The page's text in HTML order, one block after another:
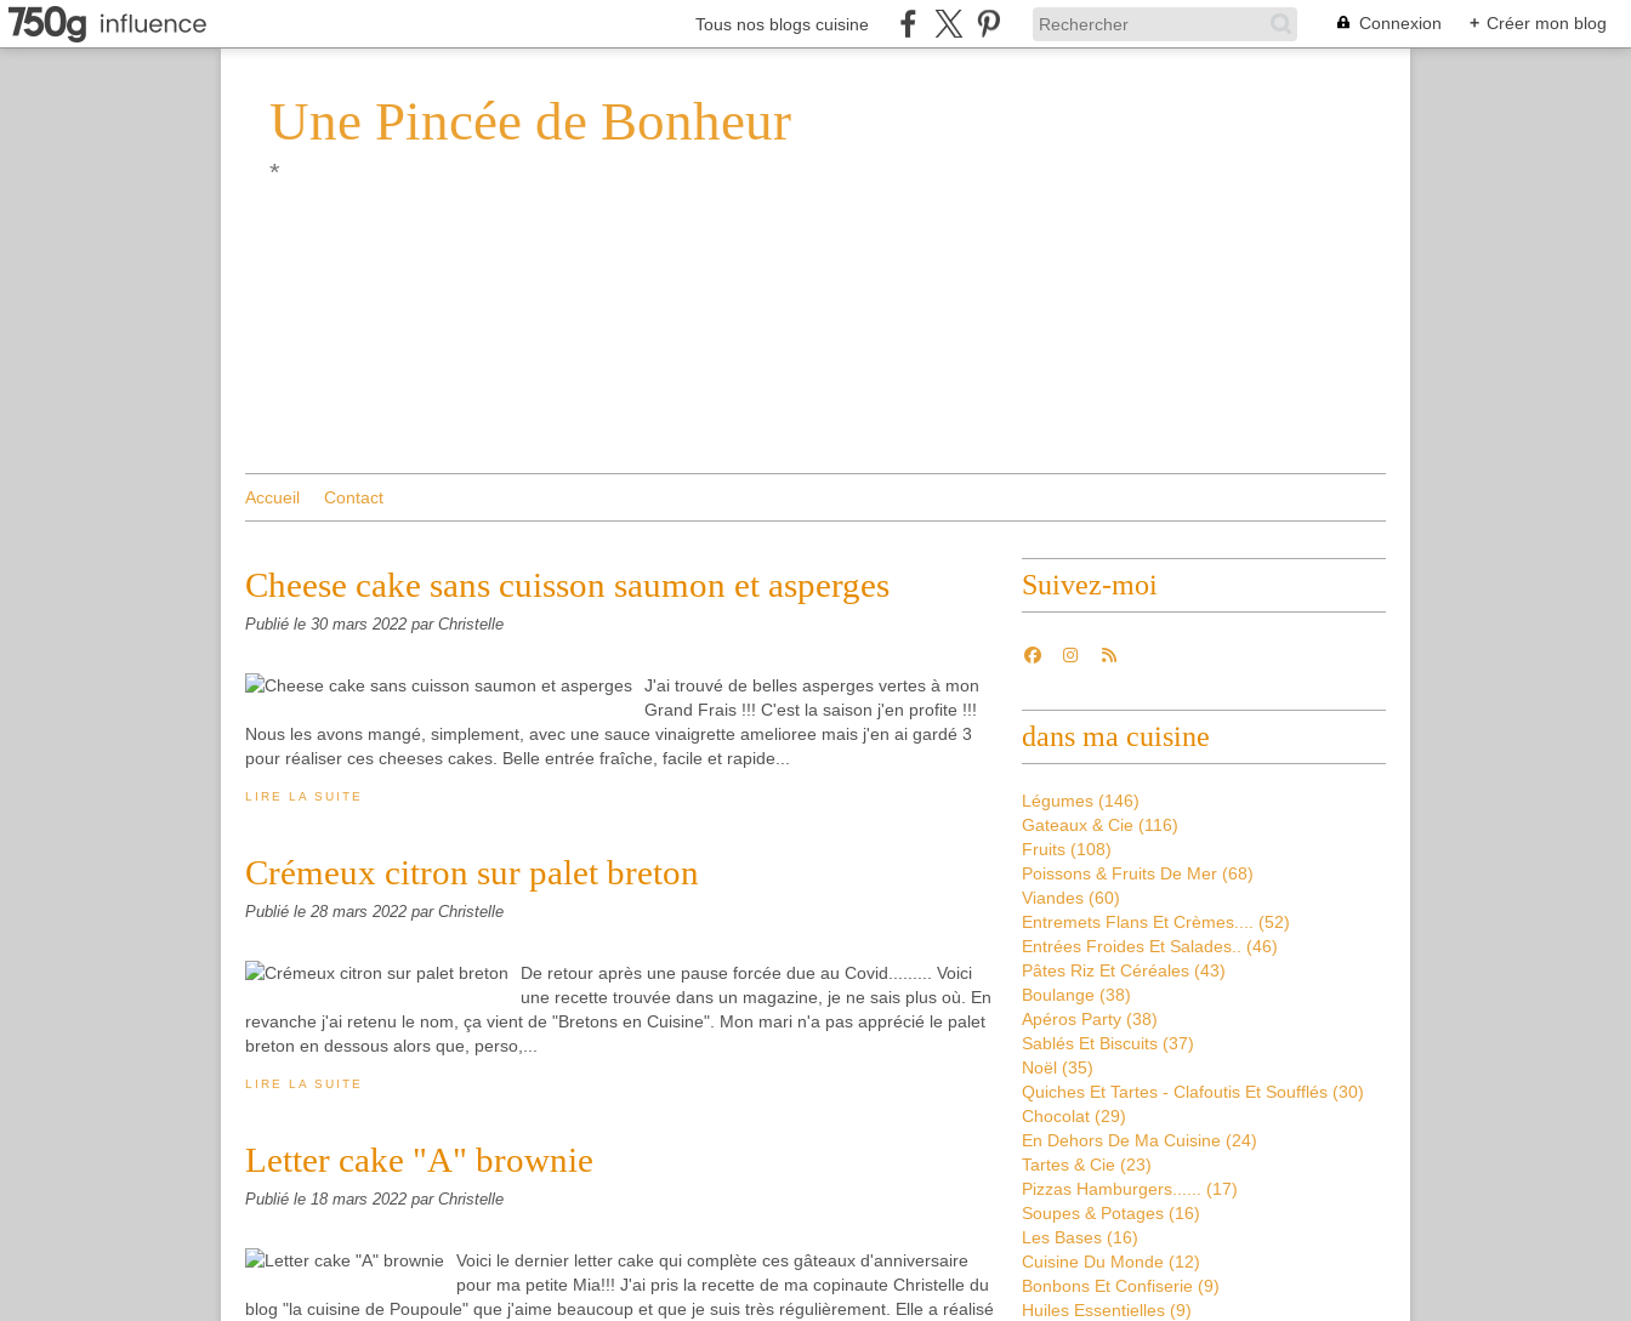
Tous nos blogs cuisine Connexion + Créer mon blog
Une Pincée de Bonheur
*
Accueil Contact
Cheese cake sans cuisson saumon et asperges
Publié le 30 mars 2022 par Christelle
J'ai trouvé de belles asperges vertes à mon
Grand Frais !!! C'est la saison j'en profite !!!
Nous les avons mangé, simplement, avec une sauce vinaigrette amelioree mais j'en ai gardé 3
pour réaliser ces cheeses cakes. Belle entrée fraîche, facile et rapide...
LIRE LA SUITE
Crémeux citron sur palet breton
Publié le 28 mars 2022 par Christelle
De retour après une pause forcée due au Covid......... Voici
une recette trouvée dans un magazine, je ne sais plus où. En
revanche j'ai retenu le nom, ça vient de "Bretons en Cuisine". Mon mari n'a pas apprécié le palet
breton en dessous alors que, perso,...
LIRE LA SUITE
Letter cake "A" brownie
Publié le 18 mars 2022 par Christelle
Voici le dernier letter cake qui complète ces gâteaux d'anniversaire
pour ma petite Mia!!! J'ai pris la recette de ma copinaute Christelle du
blog "la cuisine de Poupoule" que j'aime beaucoup et que je suis très régulièrement. Elle a réalisé
Suivez-moi
dans ma cuisine
Légumes (146)
Gateaux & Cie (116)
Fruits (108)
Poissons & Fruits De Mer (68)
Viandes (60)
Entremets Flans Et Crèmes....
(52)
Entrées Froides Et Salades..
(46)
Pâtes Riz Et Céréales (43)
Boulange (38)
Apéros Party (38)
Sablés Et Biscuits (37)
Noël (35)
Quiches Et Tartes - Clafoutis Et Soufflés (30)
Chocolat (29)
En Dehors De Ma Cuisine (24)
Tartes & Cie (23)
Pizzas Hamburgers......
(17)
Soupes & Potages (16)
Les Bases (16)
Cuisine Du Monde (12)
Bonbons Et Confiserie (9)
Huiles Essentielles (9)